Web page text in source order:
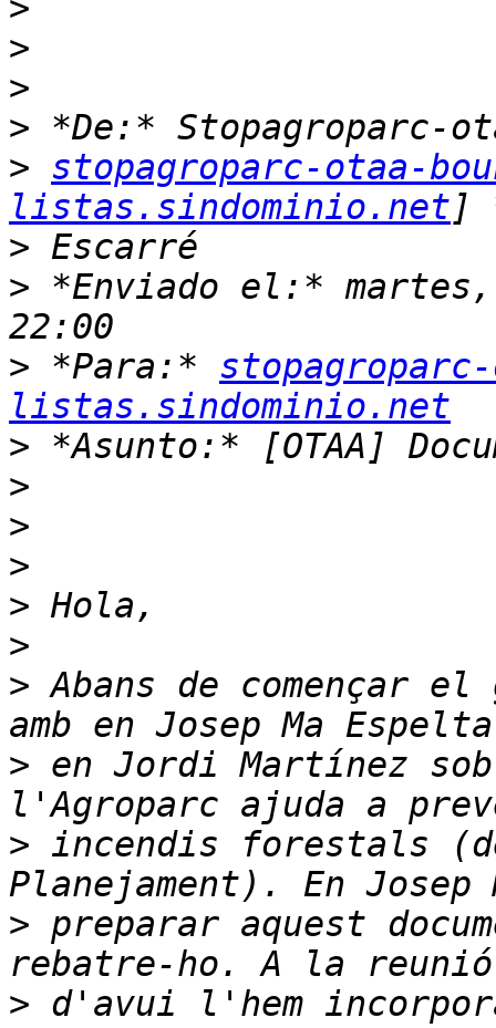
>
>
>
>
> stopagroparc-otaa-
listas.sindominio.net
>
> *Enviado el:*
> *Para:*
listas.sindominio.net
>
>
>
>
>
>
> Abans de començar
> en Jordi Martínez
> incendis forestals
> preparar aquest
> d'avui l'hem